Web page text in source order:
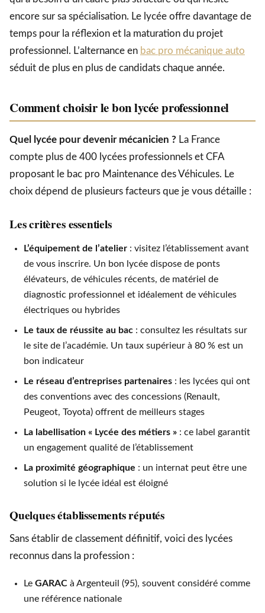
encore sur sa spécialisation. Le lycée offre davantage de
temps pour la réflexion et la maturation du projet
professionnel. L’alternance en bac pro mécanique auto
séduit de plus en plus de candidats chaque année.
Comment choisir le bon lycée professionnel
Quel lycée pour devenir mécanicien ? La France
compte plus de 400 lycées professionnels et CFA
proposant le bac pro Maintenance des Véhicules. Le
choix dépend de plusieurs facteurs que je vous détaille :
Les critères essentiels
L’équipement de l’atelier : visitez l’établissement avant
de vous inscrire. Un bon lycée dispose de ponts
élévateurs, de véhicules récents, de matériel de
diagnostic professionnel et idéalement de véhicules
électriques ou hybrides
Le taux de réussite au bac : consultez les résultats sur
le site de l’académie. Un taux supérieur à 80 % est un
bon indicateur
Le réseau d’entreprises partenaires : les lycées qui ont
des conventions avec des concessions (Renault,
Peugeot, Toyota) offrent de meilleurs stages
La labellisation « Lycée des métiers » : ce label garantit
un engagement qualité de l’établissement
La proximité géographique : un internat peut être une
solution si le lycée idéal est éloigné
Quelques établissements réputés
Sans établir de classement définitif, voici des lycées
reconnus dans la profession :
Le GARAC à Argenteuil (95), souvent considéré comme
une référence nationale